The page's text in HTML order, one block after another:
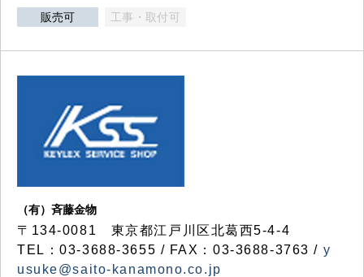
販売可 工事・取付可
（有）斉藤金物
〒134-0081 東京都江戸川区北葛西5-4-4
TEL：03-3688-3655 / FAX：03-3688-3763 / y
usuke@saito-kanamono.co.jp